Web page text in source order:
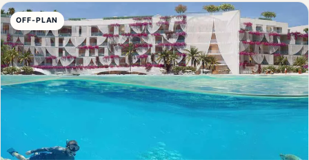
OFF-PLAN